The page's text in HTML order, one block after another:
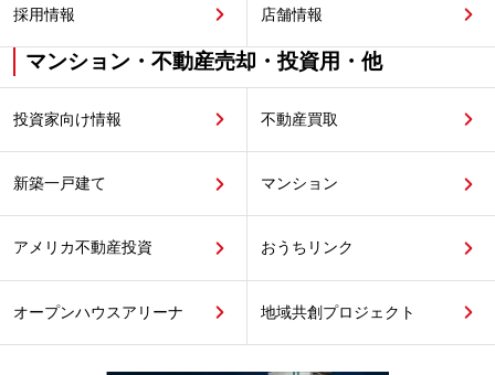
採用情報 店舗情報
マンション・不動産売却・投資用・他
投資家向け情報 不動産買取
新築一戸建て マンション
アメリカ不動産投資 おうちリンク
オープンハウスアリーナ 地域共創プロジェクト